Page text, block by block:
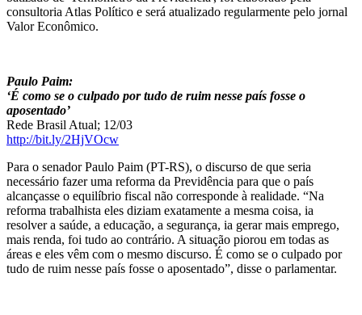
consultoria Atlas Político e será atualizado regularmente pelo jornal
Valor Econômico.
Paulo Paim:
‘É como se o culpado por tudo de ruim nesse país fosse o
aposentado’
Rede Brasil Atual; 12/03
http://bit.ly/2HjVOcw
Para o senador Paulo Paim (PT-RS), o discurso de que seria
necessário fazer uma reforma da Previdência para que o país
alcançasse o equilíbrio fiscal não corresponde à realidade. “Na
reforma trabalhista eles diziam exatamente a mesma coisa, ia
resolver a saúde, a educação, a segurança, ia gerar mais emprego,
mais renda, foi tudo ao contrário. A situação piorou em todas as
áreas e eles vêm com o mesmo discurso. É como se o culpado por
tudo de ruim nesse país fosse o aposentado”, disse o parlamentar.